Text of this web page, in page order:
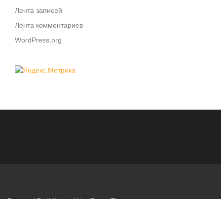
Лента записей
Лента комментариев
WordPress.org